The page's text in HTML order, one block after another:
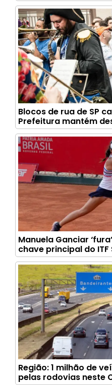
Blocos de rua de SP
Prefeitura mantém
Manuela Ganciar
chave principal do
Região: 1 milhão de
pelas rodovias neste